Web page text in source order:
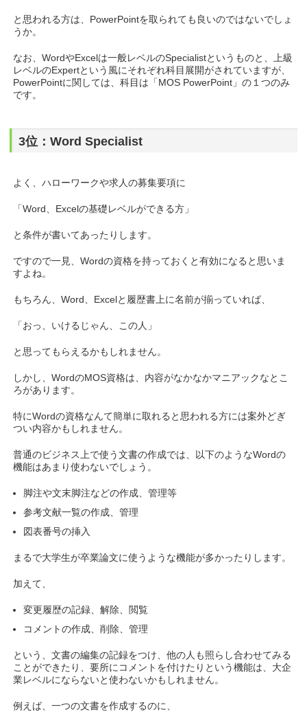
と思われる方は、PowerPointを取られても良いのではないでしょ
うか。
なお、WordやExcelは一般レベルのSpecialistというものと、上級
レベルのExpertという風にそれぞれ科目展開がされていますが、
PowerPointに関しては、科目は「MOS PowerPoint」の１つのみ
です。
3位：Word Specialist
よく、ハローワークや求人の募集要項に
「Word、Excelの基礎レベルができる方」
と条件が書いてあったりします。
ですので一見、Wordの資格を持っておくと有効になると思いま
すよね。
もちろん、Word、Excelと履歴書上に名前が揃っていれば、
「おっ、いけるじゃん、この人」
と思ってもらえるかもしれません。
しかし、WordのMOS資格は、内容がなかなかマニアックなとこ
ろがあります。
特にWordの資格なんて簡単に取れると思われる方には案外どぎ
つい内容かもしれません。
普通のビジネス上で使う文書の作成では、以下のようなWordの
機能はあまり使わないでしょう。
脚注や文末脚注などの作成、管理等
参考文献一覧の作成、管理
図表番号の挿入
まるで大学生が卒業論文に使うような機能が多かったりします。
加えて、
変更履歴の記録、解除、閲覧
コメントの作成、削除、管理
という、文書の編集の記録をつけ、他の人も照らし合わせてみる
ことができたり、要所にコメントを付けたりという機能は、大企
業レベルにならないと使わないかもしれません。
例えば、一つの文書を作成するのに、